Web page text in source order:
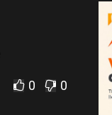
0 0